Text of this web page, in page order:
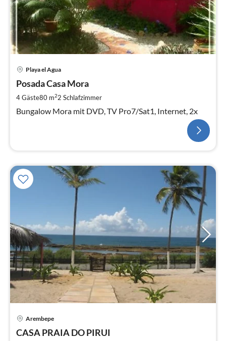
Playa el Agua
Posada Casa Mora
4 Gäste80 m22 Schlafzimmer
Bungalow Mora mit DVD, TV Pro7/Sat1, Internet, 2x
Arembepe
CASA PRAIA DO PIRUI